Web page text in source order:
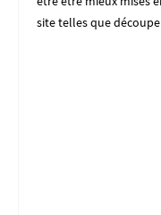
site telles que